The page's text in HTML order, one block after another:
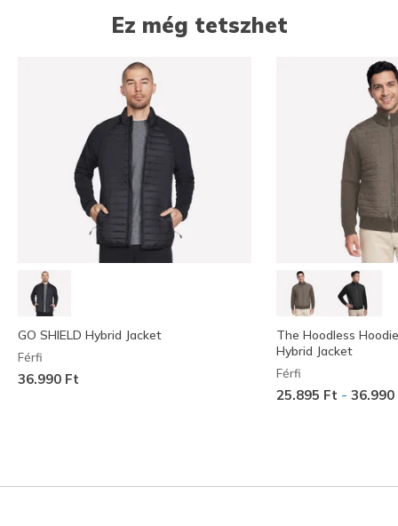
Ez még tetszhet
GO SHIELD Hybrid Jacket
Férfi
36.990 Ft
The Hoodless
Hybrid Jacket
Férfi
25.895 Ft - 36.990